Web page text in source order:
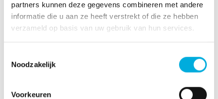
partners kunnen deze gegevens combineren met andere
informatie die u aan ze heeft verstrekt of die ze hebben
verzameld op basis van uw gebruik van hun services.
Noodzakelijk
Voorkeuren
Meer van onze projecten?